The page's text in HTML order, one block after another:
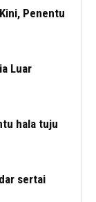
Penentu
Luar
hala tuju
sertai